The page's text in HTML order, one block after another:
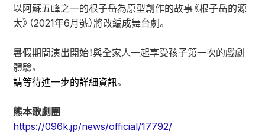
以阿蘇五峰之一的根子岳為原型創作的故事《根子岳的源
太》（2021年6月號）將改編成舞台劇。
暑假期間演出開始！與全家人一起享受孩子第一次的戲劇
體驗。
請等待進一步的詳細資訊。
熊本歌劇團
https://096k.jp/news/official/17792/